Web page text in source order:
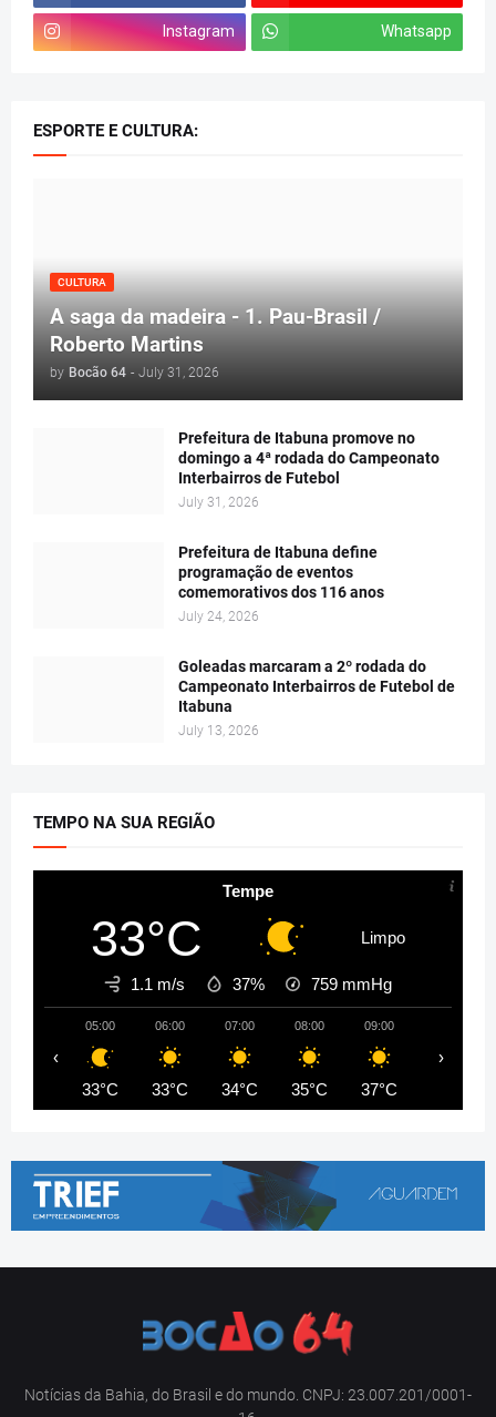
Instagram Whatsapp
ESPORTE E CULTURA:
CULTURA
A saga da madeira - 1. Pau-Brasil /
Roberto Martins
by Bocão 64 - July 31, 2026
Prefeitura de Itabuna promove no
domingo a 4ª rodada do Campeonato
Interbairros de Futebol
July 31, 2026
Prefeitura de Itabuna define
programação de eventos
comemorativos dos 116 anos
July 24, 2026
Goleadas marcaram a 2º rodada do
Campeonato Interbairros de Futebol de
Itabuna
July 13, 2026
TEMPO NA SUA REGIÃO
Tempe
33°C Limpo
1.1 m/s 37% 759 mmHg
05:00
33°C
06:00
33°C
07:00
34°C
08:00
35°C
09:00
37°C
‹ ›
Notícias da Bahia, do Brasil e do mundo. CNPJ: 23.007.201/0001-